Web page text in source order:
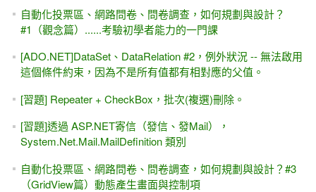
自動化投票區、網路問卷、問卷調查，如何規劃與設計？
#1（觀念篇）......考驗初學者能力的一門課
[ADO.NET]DataSet、DataRelation #2，例外狀況 -- 無法啟用
這個條件約束，因為不是所有值都有相對應的父值。
[習題] Repeater + CheckBox，批次(複選)刪除。
[習題]透過 ASP.NET寄信（發信、發Mail），
System.Net.Mail.MailDefinition 類別
自動化投票區、網路問卷、問卷調查，如何規劃與設計？#3
（GridView篇）動態產生畫面與控制項